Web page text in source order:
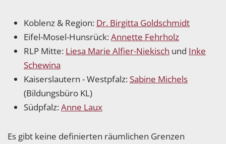
Koblenz & Region: Dr. Birgitta Goldschmidt
Eifel-Mosel-Hunsrück:Annette Fehrholz
RLP Mitte: Liesa Marie Alfier-Niekisch und Inke
Schewina
Kaiserslautern - Westpfalz: Sabine Michels
(Bildungsbüro KL)
Südpfalz:Anne Laux
Es gibt keine definierten räumlichen Grenzen